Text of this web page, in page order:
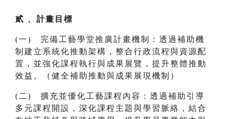
貳 、計畫目標
(一) 完備工藝學堂推廣計畫機制：透過補助機
制建立系統化推動架構，整合行政流程與資源配
置，並強化課程執行與成果展覽，提升整體推動
效益。（健全補助推動與成果展現機制）
(二) 擴充並優化工藝課程內容：透過補助引導
多元課程開設，深化課程主題與學習脈絡，結合